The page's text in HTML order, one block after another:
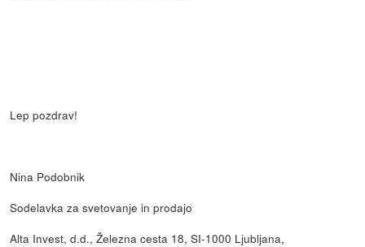
Lep pozdrav!
Nina Podobnik
Sodelavka za svetovanje in prodajo
Alta Invest, d.d., Železna cesta 18, SI-1000 Ljubljana,